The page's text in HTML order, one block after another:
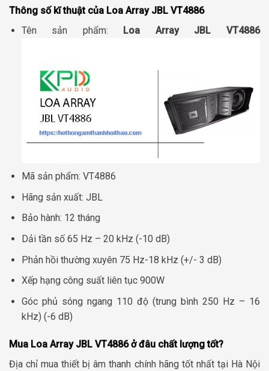
Thông số kĩ thuật của Loa Array JBL VT4886
Tên sản phẩm: Loa Array JBL VT4886
Mã sản phẩm: VT4886
Hãng sản xuất: JBL
Bảo hành: 12 tháng
Dải tần số 65 Hz – 20 kHz (-10 dB)
Phản hồi thường xuyên 75 Hz-18 kHz (+/- 3 dB)
Xếp hạng công suất liên tục 900W
Góc phủ sóng ngang 110 độ (trung bình 250 Hz – 16
kHz) (-6 dB)
Mua Loa Array JBL VT4886 ở đâu chất lượng tốt?
Địa chỉ mua thiết bị âm thanh chính hãng tốt nhất tại Hà Nội